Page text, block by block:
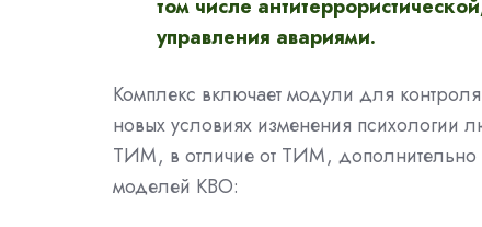
том числе
управления авариями.
Комплекс включает модули для
новых условиях изменения психологии
ТИМ, в отличие от ТИМ, дополнительно
моделей КВО: